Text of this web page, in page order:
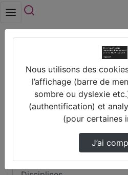
Collège FRANCOIS
Thèmes de
RABELAIS (37) TOURS
Disciplines
Nous utilisons des
l’affichage (barre de
sombre ou dyslexie
(authentification) et
(pour certaines
J’ai